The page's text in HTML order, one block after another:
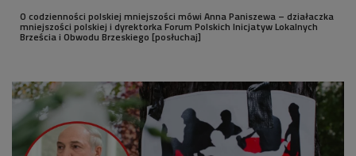
O codzienności polskiej mniejszości mówi Anna Paniszewa – działaczka
mniejszości polskiej i dyrektorka Forum Polskich Inicjatyw Lokalnych
Brześcia i Obwodu Brzeskiego [posłuchaj]